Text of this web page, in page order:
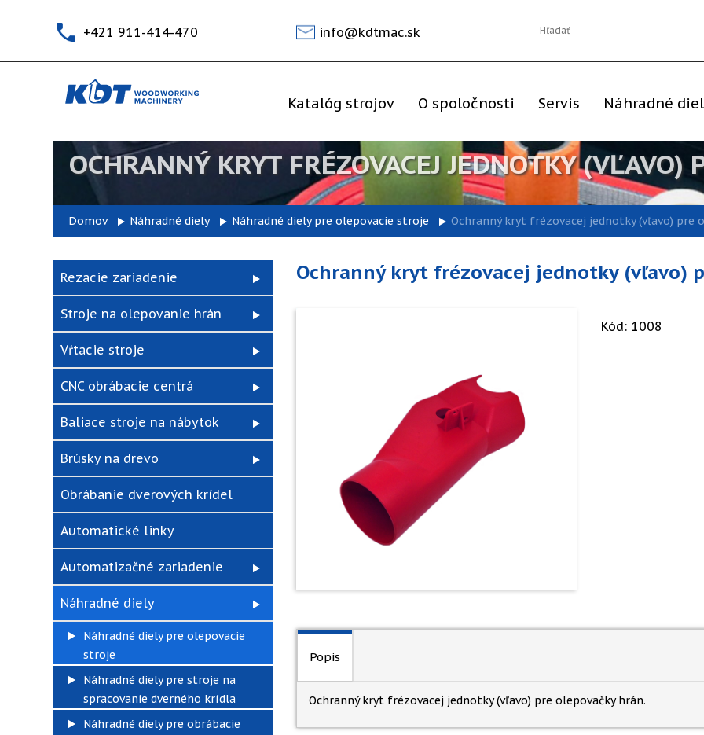
+421 911-414-470 info@kdtmac.sk
Katalóg strojov O spoločnosti Servis Náhradné
OCHRANNÝ KRYT FRÉZOVACEJ JEDNOTKY (VĽAVO)
Domov Náhradné diely Náhradné diely pre olepovacie stroje Ochranný kryt frézovacej jednotky (vľavo) pre
Rezacie zariadenie
Stroje na olepovanie hrán
Vŕtacie stroje
CNC obrábacie centrá
Baliace stroje na nábytok
Brúsky na drevo
Obrábanie dverových krídel
Automatické linky
Automatizačné zariadenie
Náhradné diely
Náhradné diely pre olepovacie
stroje
Náhradné diely pre stroje na
spracovanie dverného krídla
Náhradné diely pre obrábacie
Ochranný kryt frézovacej jednotky (vľavo)
Kód: 1008
Popis
Ochranný kryt frézovacej jednotky (vľavo) pre olepovačky hrán.